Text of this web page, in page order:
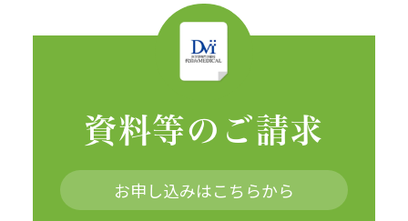
資料等のご請求
お申し込みはこちらから